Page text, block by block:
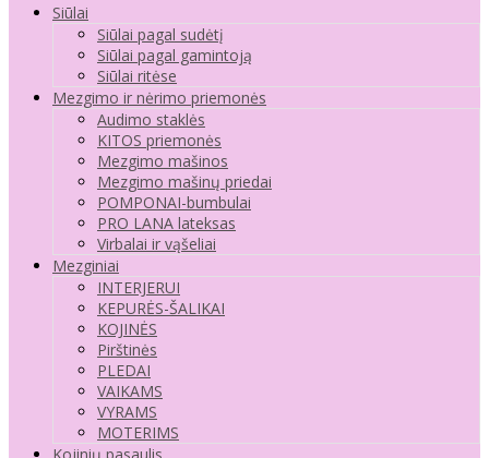
Siūlai
Siūlai pagal sudėtį
Siūlai pagal gamintoją
Siūlai ritėse
Mezgimo ir nėrimo priemonės
Audimo staklės
KITOS priemonės
Mezgimo mašinos
Mezgimo mašinų priedai
POMPONAI-bumbulai
PRO LANA lateksas
Virbalai ir vąšeliai
Mezginiai
INTERJERUI
KEPURĖS-ŠALIKAI
KOJINĖS
Pirštinės
PLEDAI
VAIKAMS
VYRAMS
MOTERIMS
Kojinių pasaulis